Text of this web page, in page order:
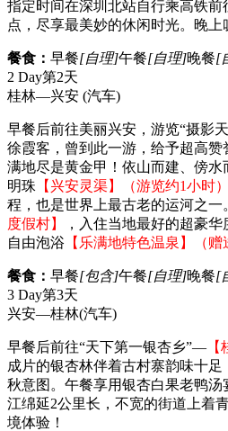
指定时间在深圳北站自行乘高铁前
点，尽享最美妙的休闲时光。晚上
餐食： 早餐[自理]午餐[自理]晚餐[
2 Day第2天
桂林—兴安 (汽车)
早餐后前往美丽兴安，游览“摄影
徐霞客，曾到此一游，给予超高
满地尽是黄金甲！依山而建、傍
明珠 【兴安灵渠】（游览约1小时）
程，也是世界上最古老的运河之
度假村】
，入住当地最好的超豪
自由泡浴 【乐满地特色温泉】（赠
餐食： 早餐[包含]午餐[自理]晚餐[
3 Day第3天
兴安—桂林(汽车)
早餐后前往“天下第一银杏乡”—
成片的银杏林伴着古村寨韵味十
秋意图。午餐享用银杏白果老鸭
江绵延2公里长，不宽的街道上着
境体验！